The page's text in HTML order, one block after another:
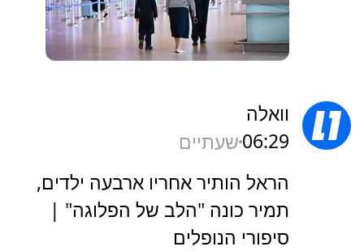
וואלה
06:29שעתיים
הראל הותיר אחריו ארבעה ילדים,
תמיר כונה "הלב של הפלוגה" |
סיפורי הנופלים